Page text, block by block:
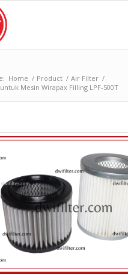
Home / Product / Air Filter /
Mesin Wirapax Filling LPF-500T